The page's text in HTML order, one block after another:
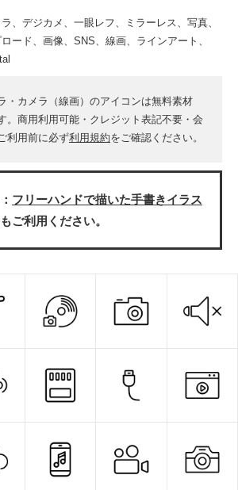
、デジカメ、一眼レフ、ミラーレス、写真、
ード、画像、SNS、線画、ラインアート、
・カメラ（線画）のアイコンは無料素材
。商用利用可能・クレジット表記不要・会
利用前に必ず利用規約をご確認ください。
フリーハンドで描いた手書きイラス
もご利用ください。